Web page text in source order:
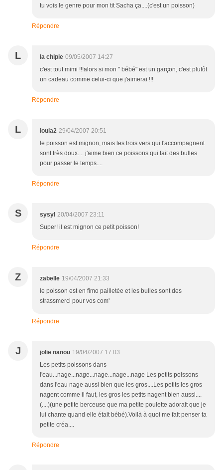
tu vois le genre pour mon tit Sacha ça....(c'est un poisson)
Répondre
L la chipie 09/05/2007 14:27
c'est tout mimi !!!alors si mon " bébé" est un garçon, c'est plutôt
un cadeau comme celui-ci que j'aimerai !!!
Répondre
L loula2 29/04/2007 20:51
le poisson est mignon, mais les trois vers qui l'accompagnent
sont très doux.... j'aime bien ce poissons qui fait des bulles
pour passer le temps....
Répondre
S sysyl 20/04/2007 23:11
Super! il est mignon ce petit poisson!
Répondre
Z zabelle 19/04/2007 21:33
le poisson est en fimo pailletée et les bulles sont des
strassmerci pour vos com'
Répondre
J jolie nanou 19/04/2007 17:03
Les petits poissons dans
l'eau...nage...nage...nage...nage...nage Les petits poissons
dans l'eau nage aussi bien que les gros....Les petits les gros
nagent comme il faut, les gros les petits nagent bien aussi....
(....)(une petite berceuse que ma petite poulette adorait que je
lui chante quand elle était bébé).Voilà à quoi me fait penser ta
petite créa....
Répondre